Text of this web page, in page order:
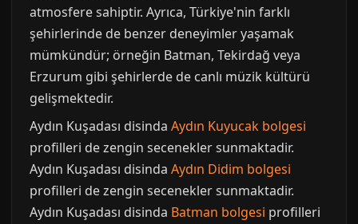
atmosfere sahiptir. Ayrıca, Türkiye'nin farklı
şehirlerinde de benzer deneyimler yaşamak
mümkündür; örneğin Batman, Tekirdağ veya
Erzurum gibi şehirlerde de canlı müzik kültürü
gelişmektedir.
Aydın Kuşadası disinda Aydın Kuyucak bolgesi
profilleri de zengin secenekler sunmaktadir.
Aydın Kuşadası disinda Aydın Didim bolgesi
profilleri de zengin secenekler sunmaktadir.
Aydın Kuşadası disinda Batman bolgesi profilleri